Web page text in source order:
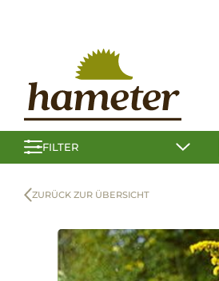
FILTER
ZURÜCK ZUR ÜBERSICHT